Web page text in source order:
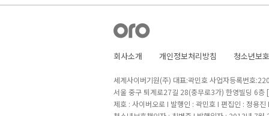
회사소개 개인정보처리방침 청소년보
세계사이버기원(주) 대표:곽민호 사업자등록번호
서울 중구 퇴계로27길 28(충무로3가) 한영빌딩 6층
제호 : 사이버오로 I 발행인 : 곽민호 I 편집인 : 정용